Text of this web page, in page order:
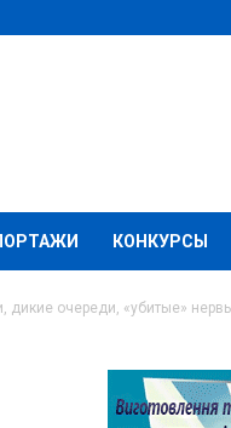
КОНКУРСЫ
дикие очереди, «убитые»